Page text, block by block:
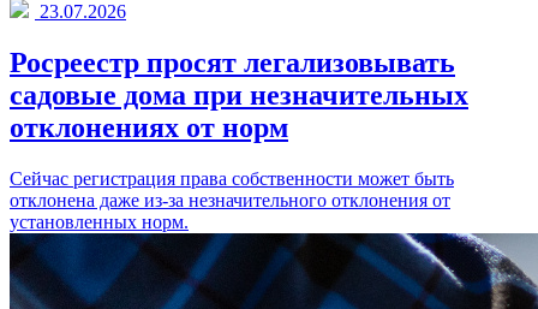
23.07.2026
Росреестр просят легализовывать
садовые дома при незначительных
отклонениях от норм
Сейчас регистрация права собственности может быть
отклонена даже из-за незначительного отклонения от
установленных норм.